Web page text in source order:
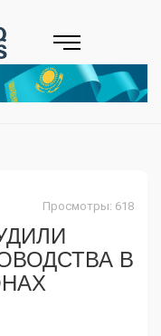
Просмотры: 618
В